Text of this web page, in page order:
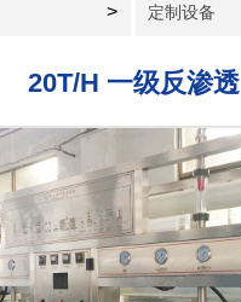
> 定制设备
20T/H 一级反渗透